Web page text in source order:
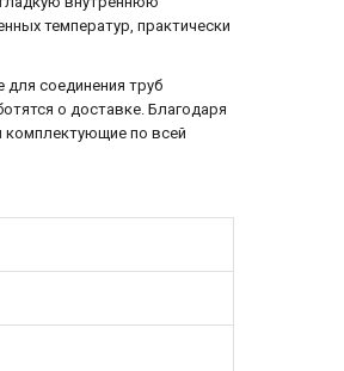
температур, практически
соединения труб
о доставке. Благодаря
комплектующие по всей